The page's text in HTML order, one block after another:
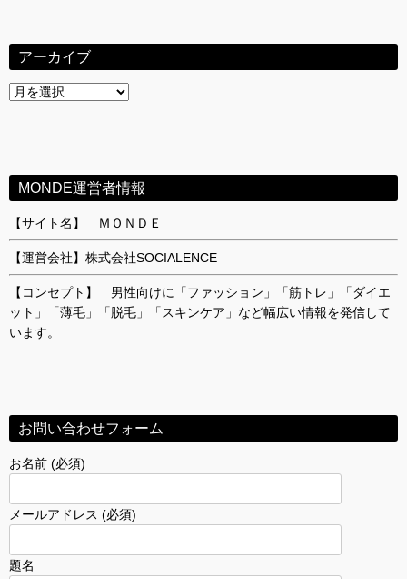
アーカイブ
ア
MONDE運営者情報
【サイト名】 ＭＯＮＤＥ
【運営会社】株式会社SOCIALENCE
【コンセプト】 男性向けに「ファッション」「筋トレ」「ダイエ
ット」「薄毛」「脱毛」「スキンケア」など幅広い情報を発信して
います。
お問い合わせフォーム
お名前 (必須)
メールアドレス (必須)
題名